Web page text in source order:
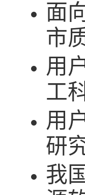
面
市
用
工
用
研
我